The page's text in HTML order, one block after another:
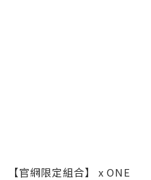
【官網限定組合】 x ONE